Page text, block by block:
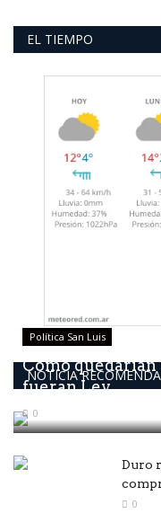
EL TIEMPO
NOTICIA
Política San Luis
Como quedarían
fueran Ley
0
Duro
0